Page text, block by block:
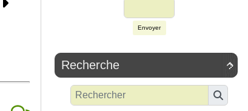
Envoyer

Recherche